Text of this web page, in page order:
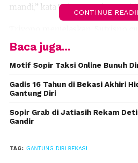
mandi,” kata Triyono, Selasa (18/
begitu mendapati anaknya dalam
Sontak, orang tuanya tersebut
pertolongan warga setempat.
“Korban segera diturunkan
tali tambang lebih dulu,” kata dia.
Nahas, rupanya ketika diturunkan
diotopsi, sehingga membuat surat
CONTINUE
Baca juga...
Motif Sopir Taksi Online Bunuh
Gadis 16 Tahun di Bekasi Akhiri
Gantung Diri
Sopir Grab di Jatiasih Rekam
Gandir
TAG: GANTUNG DIRI BEKASI